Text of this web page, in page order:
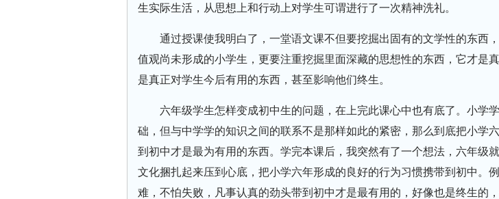
生实际生活，从思想上和行动上对学生可谓进行了一次精神洗礼。
通过授课使我明白了，一堂语文课不但要挖掘出固有的文学性的东西
值观尚未形成的小学生，更要注重挖掘里面深藏的思想性的东西，它才是
是真正对学生今后有用的东西，甚至影响他们终生。
六年级学生怎样变成初中生的问题，在上完此课心中也有底了。小学
础，但与中学学的知识之间的联系不是那样如此的紧密，那么到底把小学
到初中才是最为有用的东西。学完本课后，我突然有了一个想法，六年级
文化捆扎起来压到心底，把小学六年形成的良好的行为习惯携带到初中。
难，不怕失败，凡事认真的劲头带到初中才是最有用的，好像也是终生的